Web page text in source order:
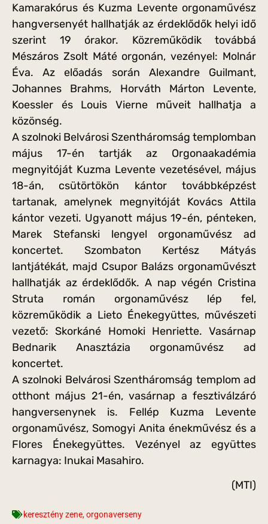
Kamarakórus és Kuzma Levente orgonaművész
hangversenyét hallhatják az érdeklődők helyi idő
szerint 19 órakor. Közreműködik továbbá
Mészáros Zsolt Máté orgonán, vezényel: Molnár
Éva. Az előadás során Alexandre Guilmant,
Johannes Brahms, Horváth Márton Levente,
Koessler és Louis Vierne műveit hallhatja a
közönség.
A szolnoki Belvárosi Szentháromság templomban
május 17-én tartják az Orgonaakadémia
megnyitóját Kuzma Levente vezetésével, május
18-án, csütörtökön kántor továbbképzést
tartanak, amelynek megnyitóját Kovács Attila
kántor vezeti. Ugyanott május 19-én, pénteken,
Marek Stefanski lengyel orgonaművész ad
koncertet. Szombaton Kertész Mátyás
lantjátékát, majd Csupor Balázs orgonaművészt
hallhatják az érdeklődők. A nap végén Cristina
Struta román orgonaművész lép fel,
közreműködik a Lieto Énekegyüttes, művészeti
vezető: Skorkáné Homoki Henriette. Vasárnap
Bednarik Anasztázia orgonaművész ad
koncertet.
A szolnoki Belvárosi Szentháromság templom ad
otthont május 21-én, vasárnap a fesztiválzáró
hangversenynek is. Fellép Kuzma Levente
orgonaművész, Somogyi Anita énekművész és a
Flores Énekegyüttes. Vezényel az együttes
karnagya: Inukai Masahiro.
(MTI)
keresztény zene,orgonaverseny